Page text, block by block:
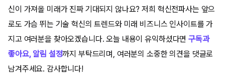
신이 가져올 미래가 진짜 기대되지 않나요? 저희 혁신전파사는 앞으
로도 가슴 뛰는 기술 혁신의 트렌드와 미래 비즈니스 인사이트를 가
지고 여러분을 찾아오겠습니다. 오늘 내용이 유익하셨다면구독과
좋아요, 알림 설정까지 부탁드리며, 여러분의 소중한 의견을 댓글로
남겨주세요. 감사합니다!